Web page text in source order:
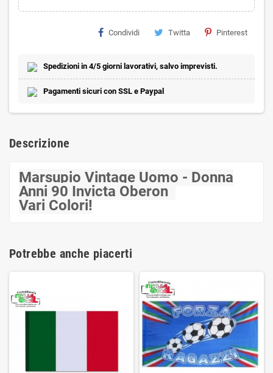
Condividi Twitta Pinterest
Spedizioni in 4/5 giorni lavorativi, salvo imprevisti.
Pagamenti sicuri con SSL e Paypal
Descrizione
Marsupio Vintage Uomo - Donna
Anni 90 Invicta Oberon
Vari Colori!
Potrebbe anche piacerti